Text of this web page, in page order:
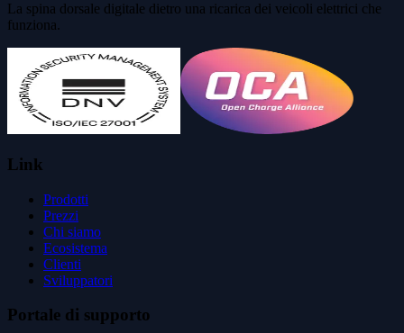
La spina dorsale digitale dietro una ricarica dei veicoli elettrici che
funziona.
Link
Prodotti
Prezzi
Chi siamo
Ecosistema
Clienti
Sviluppatori
Portale di supporto